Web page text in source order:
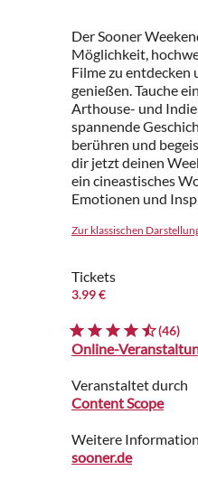
Der Sooner
Möglichkeit,
Filme zu
genießen. Tauche
Arthouse- und
spannende
berühren und
dir jetzt deinen
ein cineastisches
Emotionen und
Zur klassischen
Tickets
3.99 €
(46)
Online-
Veranstaltet durch
Content Scope
Weitere
sooner.de